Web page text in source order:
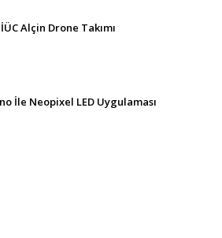
İÜC Alçin Drone Takımı
İle Neopixel LED Uygulaması